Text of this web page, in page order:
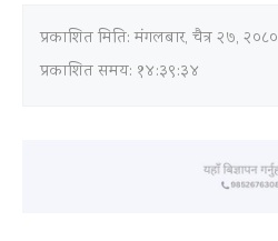
प्रकाशित मिति:मंगलबार, चैत्र २७, २०८०
प्रकाशित समय: १४:३९:३४